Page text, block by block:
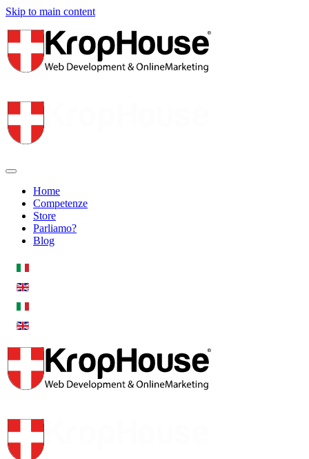
Skip to main content
Home
Competenze
Store
Parliamo?
Blog